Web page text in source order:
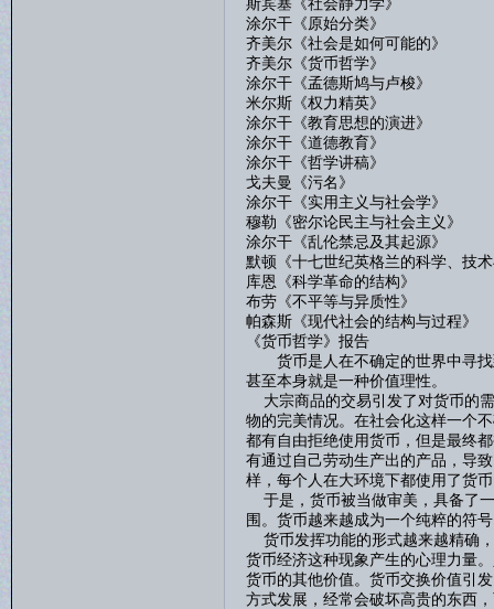
涂尔干《原始分类》
齐美尔《社会是如何可能的》
齐美尔《货币哲学》
涂尔干《孟德斯鸠与卢梭》
米尔斯《权力精英》
涂尔干《教育思想的演进》
涂尔干《道德教育》
涂尔干《哲学讲稿》
戈夫曼《污名》
涂尔干《实用主义与社会学》
穆勒《密尔论民主与社会主义》
涂尔干《乱伦禁忌及其起源》
默顿《十七世纪英格兰的科学、技
库恩《科学革命的结构》
布劳《不平等与异质性》
帕森斯《现代社会的结构与过程》
《货币哲学》报告
货币是人在不确定的世界中寻找
甚至本身就是一种价值理性。
大宗商品的交易引发了对货币的
物的完美情况。在社会化这样一个
都有自由拒绝使用货币，但是最终
有通过自己劳动生产出的产品，导
样，每个人在大环境下都使用了货
于是，货币被当做审美，具备了
围。货币越来越成为一个纯粹的符
货币发挥功能的形式越来越精确
货币经济这种现象产生的心理力量
货币的其他价值。货币交换价值引
方式发展，经常会破坏高贵的东西